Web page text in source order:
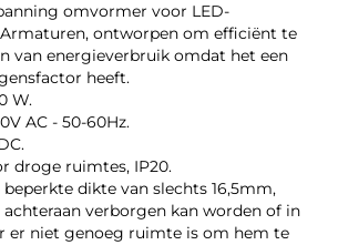
omvormer voor LED-
ontworpen om efficiënt te
van energieverbruik omdat het een
heeft.
W.
AC - 50-60Hz.
droge ruimtes, IP20.
dikte van slechts 16,5mm,
verborgen kan worden of in
er niet genoeg ruimte is om hem te